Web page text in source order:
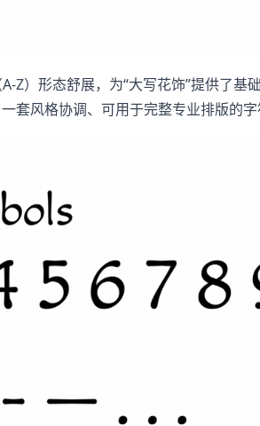
）形态舒展，为“大写花饰”提供了基
套风格协调、可用于完整专业排版的字